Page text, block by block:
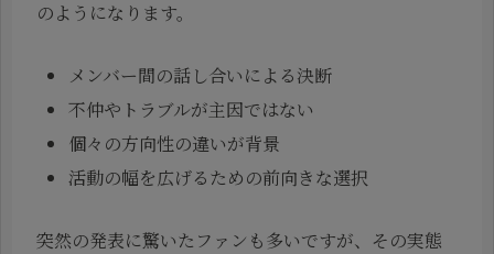
のようになります。
メンバー間の話し合いによる決断
不仲やトラブルが主因ではない
個々の方向性の違いが背景
活動の幅を広げるための前向きな選択
突然の発表に驚いたファンも多いですが、その実態